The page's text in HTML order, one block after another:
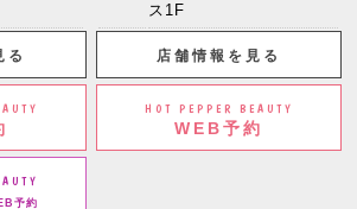
る
予約
ス1F
店舗情報を見る
HOT PEPPER BEAUTY
WEB予約